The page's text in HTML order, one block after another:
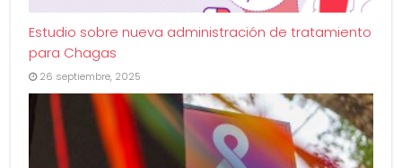
Estudio sobre nueva administración de tratamiento
para Chagas
26 septiembre, 2025